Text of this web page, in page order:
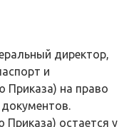
директор,
и
Приказа) на право
Приказа) остается у